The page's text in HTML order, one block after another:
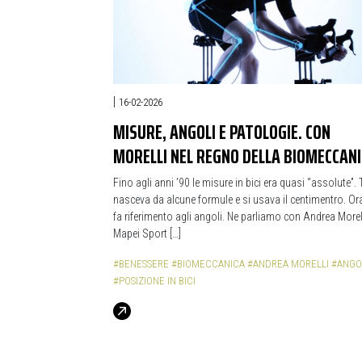
| 16-02-2026
MISURE, ANGOLI E PATOLOGIE. CON
MORELLI NEL REGNO DELLA
Fino agli anni ’90 le misure in bici era quasi “assolute”.
nasceva da alcune formule e si usava il centimentro.
fa riferimento agli angoli. Ne parliamo con Andrea
Mapei Sport […]
#BENESSERE #BIOMECCANICA #ANDREA MORELLI
#POSIZIONE IN BICI